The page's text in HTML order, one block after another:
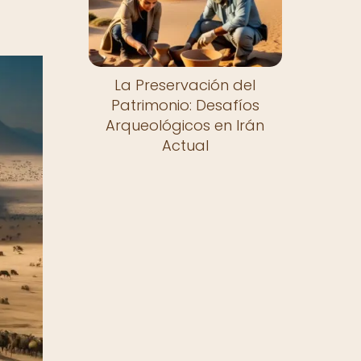
La Preservación del
Patrimonio: Desafíos
Arqueológicos en Irán
Actual